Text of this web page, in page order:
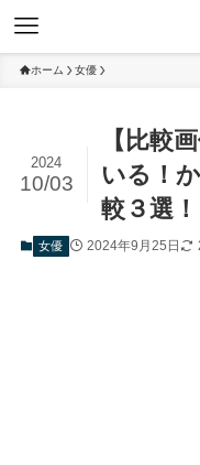
ホーム 女優
【比較
いる！
較３選！
2024
10/03
女優 2024年9月25日